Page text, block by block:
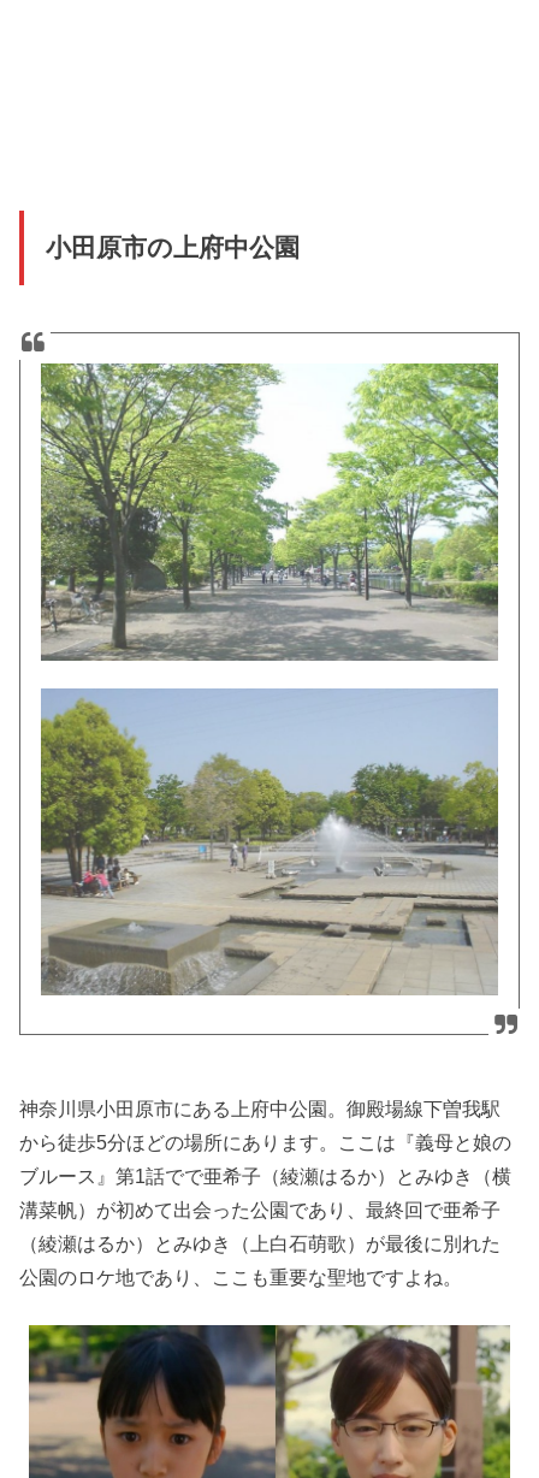
小田原市の上府中公園
神奈川県小田原市にある上府中公園。御殿場線下曽我駅
から徒歩5分ほどの場所にあります。ここは『義母と娘の
ブルース』第1話でで亜希子（綾瀬はるか）とみゆき（横
溝菜帆）が初めて出会った公園であり、最終回で亜希子
（綾瀬はるか）とみゆき（上白石萌歌）が最後に別れた
公園のロケ地であり、ここも重要な聖地ですよね。